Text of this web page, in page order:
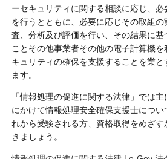
ーセキュリティに関する相談に応じ、
を行うとともに、必要に応じその取組
査、分析及び評価を行い、その結果に基
ことその他事業者その他の電子計算機
キュリティの確保を支援することを業
ます。
「情報処理の促進に関する法律」では
にかけて情報処理安全確保支援士につい
れから受験される方、資格取得をめざ
きましょう。